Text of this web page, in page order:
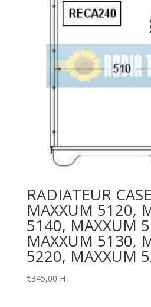
RADIATEUR
MAXXUM 5120,
5140, MAXXUM
MAXXUM 5130,
5220, MAXXUM
€345,00 HT